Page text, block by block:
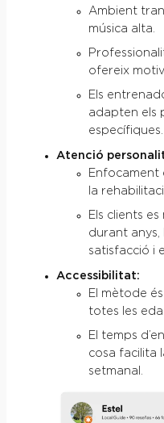
Ambient
música alta.
ofereix
Els
adapten els
específiques.
Atenció
Enfocament
la
Els clients
durant anys,
satisfacció i
Accessibilitat:
El mètode
totes les
El temps
cosa facilita
setmanal.